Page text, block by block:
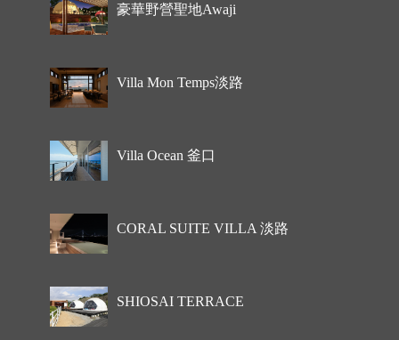
豪華野營聖地Awaji
Villa Mon Temps淡路
Villa Ocean 釜口
CORAL SUITE VILLA 淡路
SHIOSAI TERRACE